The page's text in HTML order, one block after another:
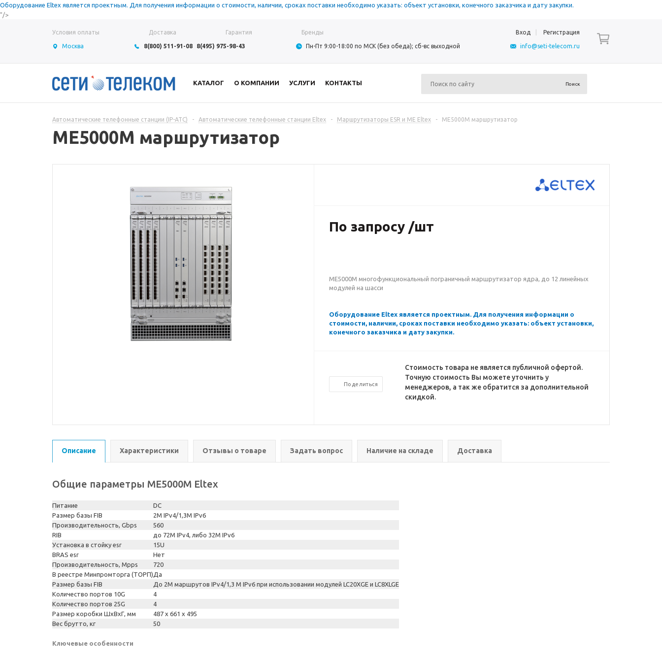
Оборудование Eltex является проектным. Для получения информации о стоимости, наличии, сроках поставки необходимо указать: объект установки, конечного заказчика и дату закупки.
"/>
Условия оплаты Доставка Гарантия Бренды Вход Регистрация
Москва 8(800) 511-91-08 8(495) 975-98-43 Пн-Пт 9:00-18:00 по МСК (без обеда); сб-вс выходной info@seti-telecom.ru
КАТАЛОГ О КОМПАНИИ УСЛУГИ КОНТАКТЫ
Автоматические телефонные станции (IP-АТС) - Автоматические телефонные станции Eltex - Маршрутизаторы ESR и ME Eltex - ME5000M маршрутизатор
ME5000M маршрутизатор
По запросу /шт
MЕ5000M многофункциональный пограничный маршрутизатор ядра, до 12 линейных
модулей на шасси
Оборудование Eltex является проектным. Для получения информации о
стоимости, наличии, сроках поставки необходимо указать: объект установки,
конечного заказчика и дату закупки.
Поделиться
Стоимость товара не является публичной офертой.
Точную стоимость Вы можете уточнить у
менеджеров, а так же обратится за дополнительной
скидкой.
Описание Характеристики Отзывы о товаре Задать вопрос Наличие на складе Доставка
Общие параметры ME5000M Eltex
Питание
DC
Размер базы FIB
2M IPv4/1,3M IPv6
Производительность, Gbps
560
RIB
до 72M IPv4, либо 32M IPv6
Установка в стойку esr
15U
BRAS esr
Нет
Производительность, Mpps
720
В реестре Минпромторга (ТОРП) Да
Размер базы FIB
До 2M маршрутов IPv4/1,3 M IPv6 при использовании модулей LC20XGE и LC8XLGE
Количество портов 10G
4
Количество портов 25G
4
Размер коробки ШхВхГ, мм
487 x 661 x 495
Вес брутто, кг
50
Ключевые особенности